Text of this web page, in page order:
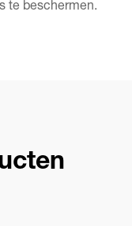
te beschermen.